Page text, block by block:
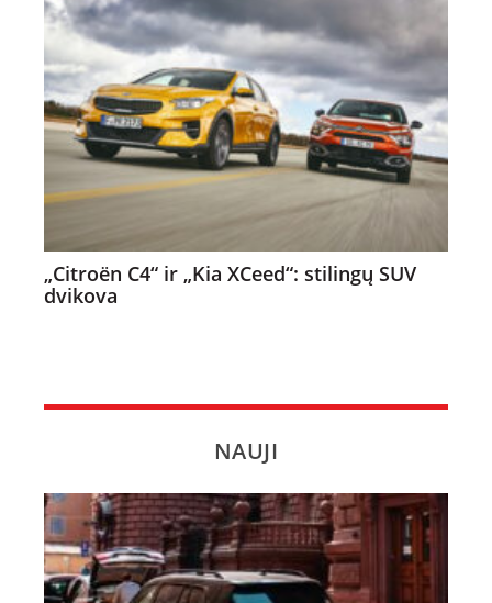
„Citroën C4“ ir „Kia XCeed“: stilingų SUV
dvikova
NAUJI